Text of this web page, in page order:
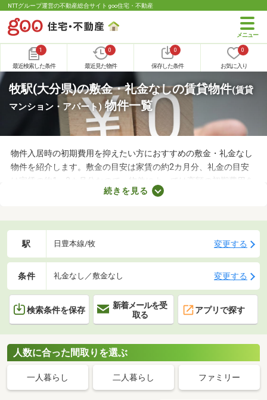
NTTグループ運営の不動産総合サイト goo住宅・不動産
1
最近検索した条件
0
最近見た物件
0
保存した条件
0
お気に入り
牧駅(大分県)の敷金・礼金なしの賃貸物件(賃貸
マンション・アパート)物件一覧
物件入居時の初期費用を抑えたい方におすすめの敷金・礼金なし
物件を紹介します。敷金の目安は家賃の約2カ月分、礼金の目安
は家賃の約1～2カ月分なので、物件によっては高額の初期費用を
用意しなければなりません。新生活に必要な家具や家電、インテ
部屋を見つけましょう。
続きを見る
駅 日豊本線/牧 変更する
条件 礼金なし／敷金なし 変更する
検索条件を保存
新着メールを受
取る
アプリで探す
人数に合った間取りを選ぶ
一人暮らし 二人暮らし ファミリー